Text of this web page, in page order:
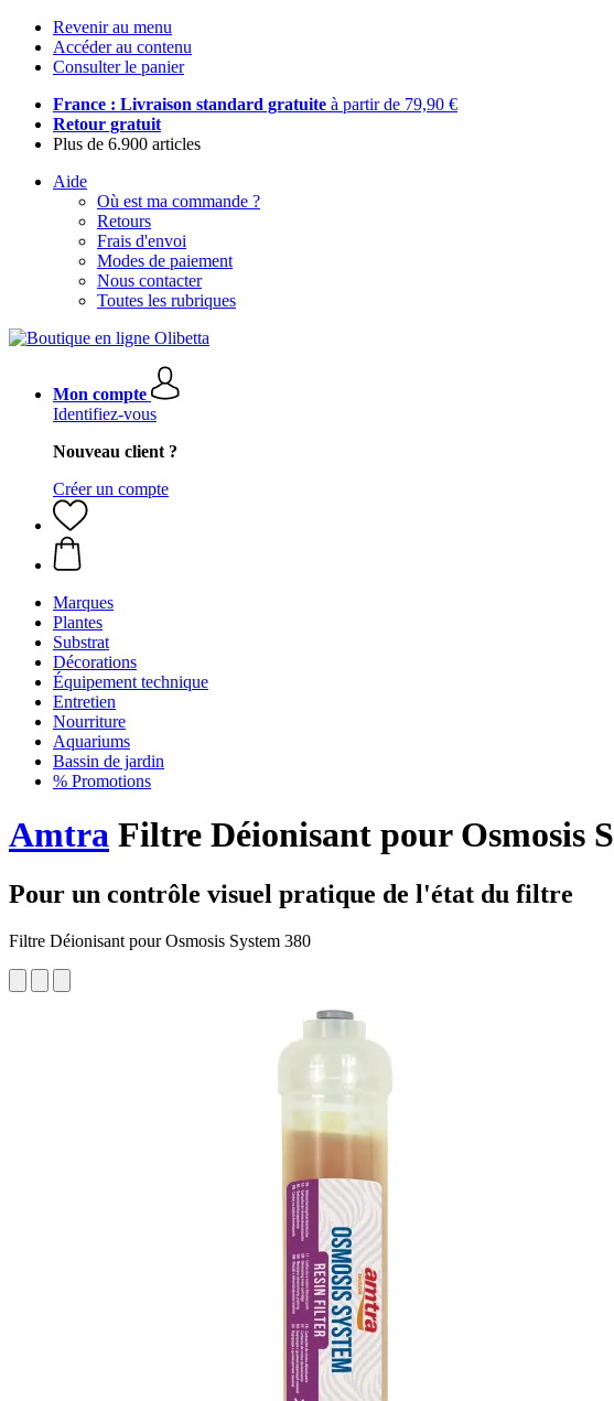
Revenir au menu
Accéder au contenu
Consulter le panier
France : Livraison standard gratuite à partir de 79,90 €
Retour gratuit
Plus de 6.900 articles
Aide
Où est ma commande ?
Retours
Frais d'envoi
Modes de paiement
Nous contacter
Toutes les rubriques
Mon compte
Identifiez-vous
Nouveau client ?
Créer un compte
Marques
Plantes
Substrat
Décorations
Équipement technique
Entretien
Nourriture
Aquariums
Bassin de jardin
% Promotions
Amtra Filtre Déionisant pour Osmosis
Pour un contrôle visuel pratique de l'état du filtre
Filtre Déionisant pour Osmosis System 380